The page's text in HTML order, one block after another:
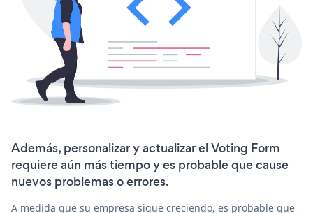
Además, personalizar y actualizar el Voting Form
requiere aún más tiempo y es probable que cause
nuevos problemas o errores.
A medida que su empresa sigue creciendo, es probable que